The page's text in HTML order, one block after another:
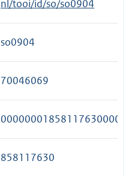
nl/tooi/id/so/so0904
so0904
70046069
00000001858117630000
858117630